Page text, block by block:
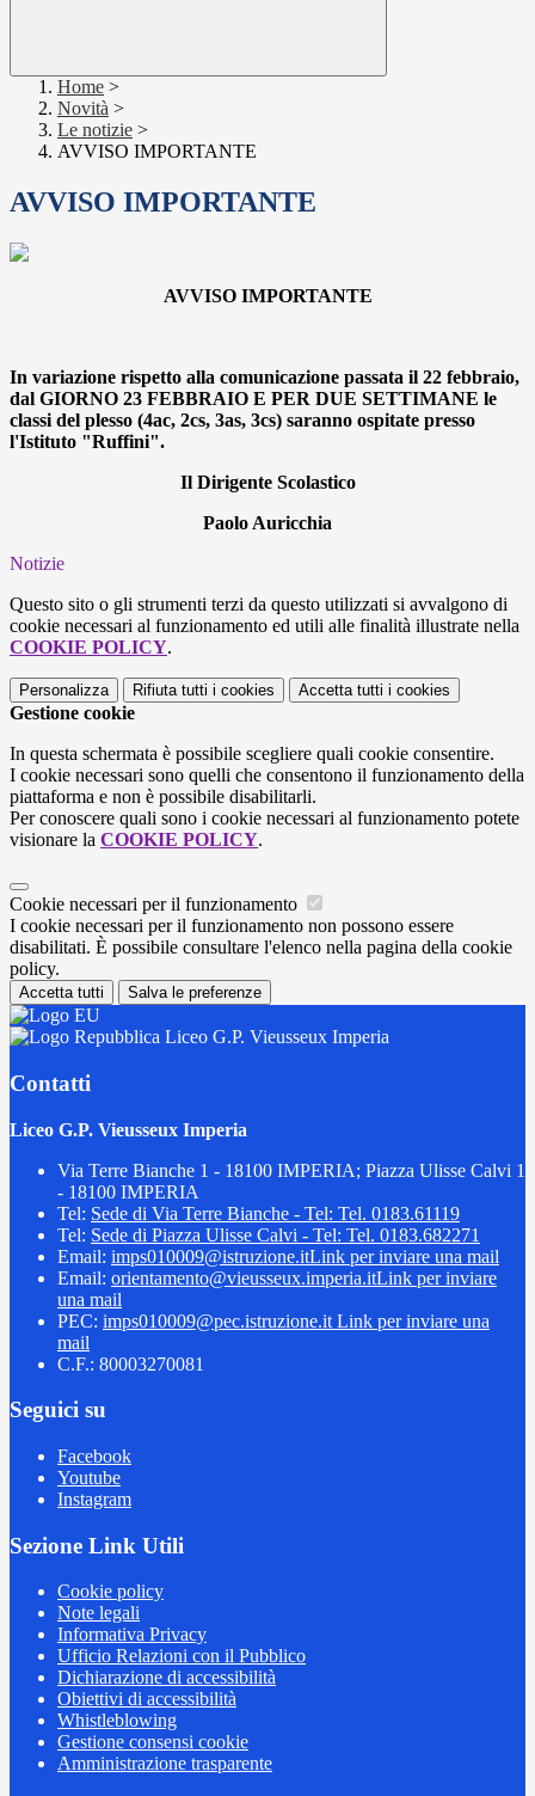
Home >
Novità >
Le notizie >
AVVISO IMPORTANTE
AVVISO IMPORTANTE
AVVISO IMPORTANTE
In variazione rispetto alla comunicazione passata il 22 febbraio,
dal GIORNO 23 FEBBRAIO E PER DUE SETTIMANE le
classi del plesso (4ac, 2cs, 3as, 3cs) saranno ospitate presso
l'Istituto "Ruffini".
Il Dirigente Scolastico
Paolo Auricchia
Notizie
Questo sito o gli strumenti terzi da questo utilizzati si avvalgono di
cookie necessari al funzionamento ed utili alle finalità illustrate nella
COOKIE POLICY.
Personalizza Rifiuta tutti i cookies Accetta tutti i cookies
Gestione cookie
In questa schermata è possibile scegliere quali cookie consentire.
I cookie necessari sono quelli che consentono il funzionamento della
piattaforma e non è possibile disabilitarli.
Per conoscere quali sono i cookie necessari al funzionamento potete
visionare la COOKIE POLICY.
Cookie necessari per il funzionamento
I cookie necessari per il funzionamento non possono essere
disabilitati. È possibile consultare l'elenco nella pagina della cookie
policy.
Accetta tutti Salva le preferenze
Liceo G.P. Vieusseux Imperia
Contatti
Liceo G.P. Vieusseux Imperia
Via Terre Bianche 1 - 18100 IMPERIA; Piazza Ulisse Calvi 1
- 18100 IMPERIA
Tel: Sede di Via Terre Bianche - Tel: Tel. 0183.61119
Tel: Sede di Piazza Ulisse Calvi - Tel: Tel. 0183.682271
Email: imps010009@istruzione.itLink per inviare una mail
Email: orientamento@vieusseux.imperia.itLink per inviare
una mail
PEC: imps010009@pec.istruzione.it Link per inviare una
mail
C.F.: 80003270081
Seguici su
Facebook
Youtube
Instagram
Sezione Link Utili
Cookie policy
Note legali
Informativa Privacy
Ufficio Relazioni con il Pubblico
Dichiarazione di accessibilità
Obiettivi di accessibilità
Whistleblowing
Gestione consensi cookie
Amministrazione trasparente